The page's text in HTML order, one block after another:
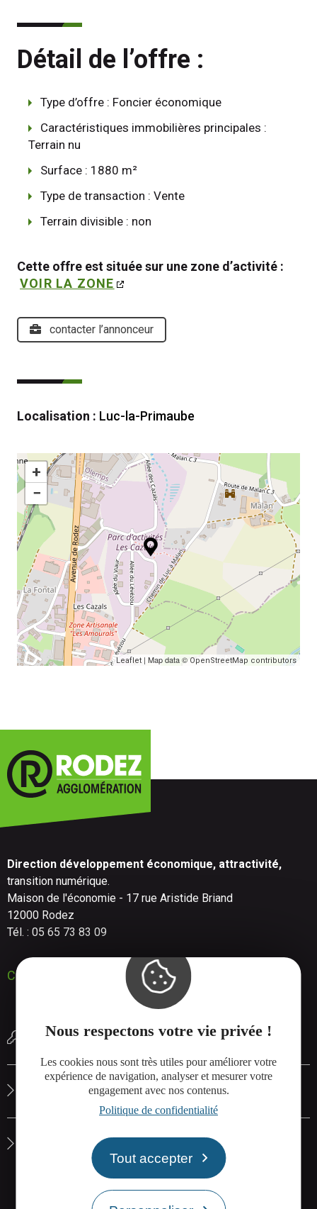
Nous respectons votre vie privée !
Les cookies nous sont très utiles pour améliorer votre
expérience de navigation, analyser et mesurer votre
engagement avec nos contenus.
Politique de confidentialité
Tout accepter
Détail de l’offre :
Type d’offre : Foncier économique
Caractéristiques immobilières principales :
Terrain nu
Surface : 1880 m²
Type de transaction : Vente
Terrain divisible : non
VOIR LA ZONE
contacter l’annonceur
Localisation : Luc-la-Primaube
+
−
Leaflet | Map data © OpenStreetMap contributors
Direction développement économique, attractivité,
transition numérique.
Maison de l'économie - 17 rue Aristide Briand
12000 Rodez
Tél. : 05 65 73 83 09
Contactez-nous
Réserver une salle de réunion
Le site de Rodez Agglo
La carte interactive de Rodez Agglo